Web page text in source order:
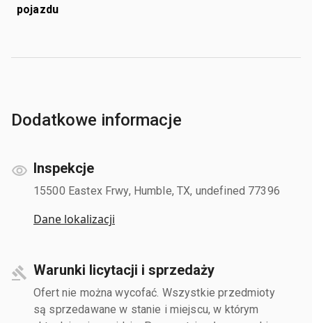
pojazdu
Dodatkowe informacje
Inspekcje
15500 Eastex Frwy, Humble, TX, undefined 77396
Dane lokalizacji
Warunki licytacji i sprzedaży
Ofert nie można wycofać. Wszystkie przedmioty
są sprzedawane w stanie i miejscu, w którym